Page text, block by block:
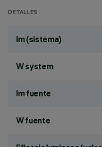
DETALLES
lm (sistema)
W system
lm fuente
W fuente